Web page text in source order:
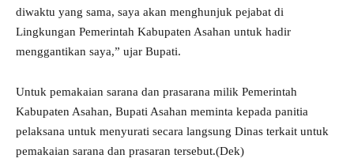
diwaktu yang sama, saya akan menghunjuk pejabat di
Lingkungan Pemerintah Kabupaten Asahan untuk hadir
menggantikan saya,” ujar Bupati.
Untuk pemakaian sarana dan prasarana milik Pemerintah
Kabupaten Asahan, Bupati Asahan meminta kepada panitia
pelaksana untuk menyurati secara langsung Dinas terkait untuk
pemakaian sarana dan prasaran tersebut.(Dek)